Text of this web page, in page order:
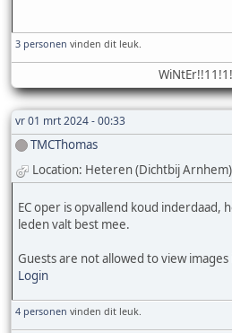
3 personen vinden dit leuk.
vr 01 mrt 2024 - 00:33
TMCThomas
Location: Heteren (Dichtbij Arnhem)
EC oper is opvallend koud inderdaad,
leden valt best mee.
Guests are not allowed to view images
Login
4 personen vinden dit leuk.